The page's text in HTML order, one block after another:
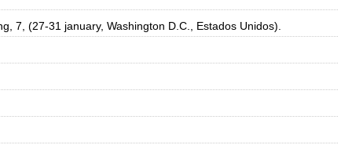
7, (27-31 january, Washington D.C., Estados Unidos).